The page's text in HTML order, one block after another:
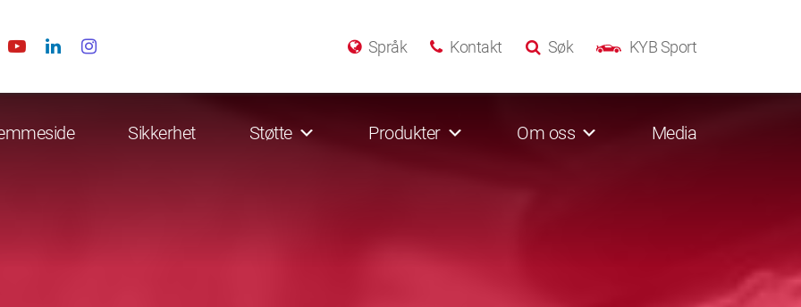
KYB Sport
Søk
Kontakt
Språk
Sikkerhet Støtte Produkter Om oss Media